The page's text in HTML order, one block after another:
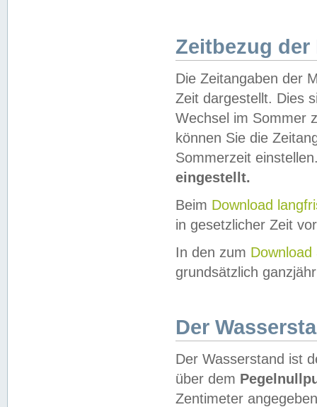
Zeitbezug der
Die Zeitangaben der
Zeit dargestellt. Dies
Wechsel im Sommer
können Sie die
Sommerzeit
eingestellt.
Beim Download
in gesetzlicher Zeit
In den zum Download
grundsätzlich
Der
Der Wasserstand ist
über dem
Zentimeter